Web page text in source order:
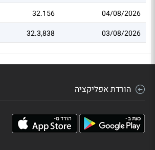
04/08/2026
32.156
03/08/2026
32.3,838
הורדת אפליקציה